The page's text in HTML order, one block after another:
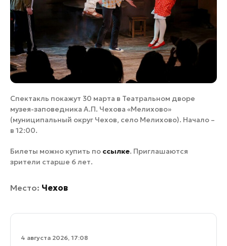
4 августа 2026, 17:08
Спектакль покажут 30 марта в Театральном дворе
музея-заповедника А.П. Чехова «Мелихово»
(муниципальный округ Чехов, село Мелихово). Начало –
в 12:00.
Билеты можно купить по ссылке. Приглашаются
зрители старше 6 лет.
Место: Чехов